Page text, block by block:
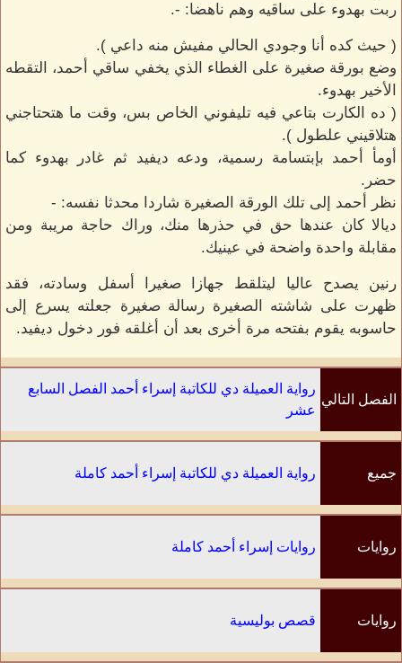
ربت بهدوء على ساقيه وهم ناهضا: -.
( حيث كده أنا وجودي الحالي مفيش منه داعي ).
وضع بورقة صغيرة على الغطاء الذي يخفي ساقي أحمد، التقطه
الأخير بهدوء.
( ده الكارت بتاعي فيه تليفوني الخاص بس، وقت ما هتحتاجني
هتلاقيني علطول ).
أومأ أحمد بإبتسامة رسمية، ودعه ديفيد ثم غادر بهدوء كما
حضر.
نظر أحمد إلى تلك الورقة الصغيرة شاردا محدثا نفسه: -
ديالا كان عندها حق في حذرها منك، وراك حاجة مريبة ومن
مقابلة واحدة واضحة في عينيك.
رنين يصدح عاليا ليتلقط جهازا صغيرا أسفل وسادته، فقد
ظهرت على شاشته الصغيرة رسالة صغيرة جعلته يسرع إلى
حاسوبه يقوم بفتحه مرة أخرى بعد أن أغلقه فور دخول ديفيد.
الفصل التالي
رواية العميلة دي للكاتبة إسراء أحمد الفصل السابع
عشر
جميع رواية العميلة دي للكاتبة إسراء أحمد كاملة
روايات روايات إسراء أحمد كاملة
روايات قصص بوليسية